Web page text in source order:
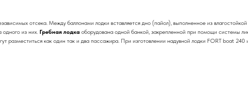
отсека. Между баллонами лодки вставляется дно (пайол), выполненное из
одного из них. Гребная лодка оборудована одной банкой, закрепленной при помощи системы
разместиться как один так и два пассажира. При изготовлении надувной лодки FORT boat